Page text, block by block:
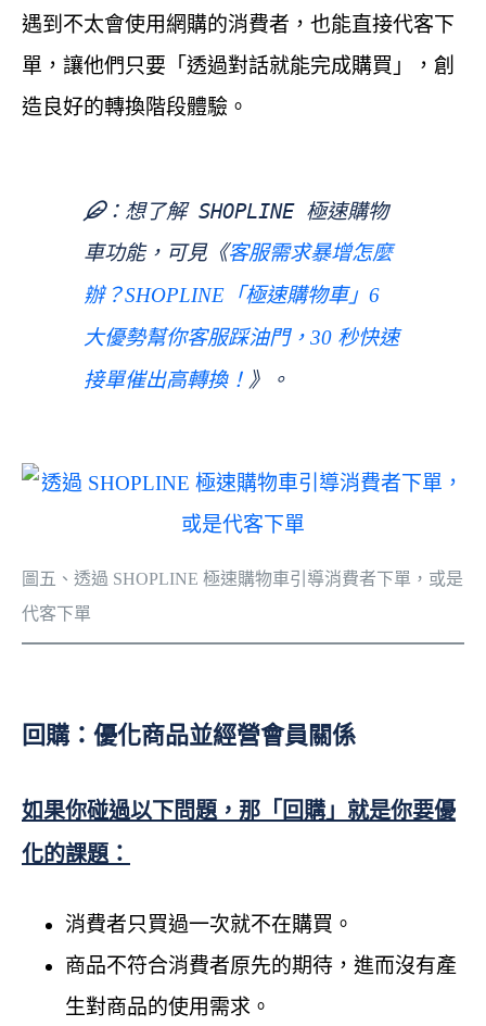
遇到不太會使用網購的消費者，也能直接代客下
單，讓他們只要「透過對話就能完成購買」，創
造良好的轉換階段體驗。
想了解 SHOPLINE 極速購物
車功能，可見《客服需求暴增怎麼
辦？SHOPLINE「極速購物車」6
大優勢幫你客服踩油門，30 秒快速
接單催出高轉換！ 》。
圖五、透過 SHOPLINE 極速購物車引導消費者下單，或是
代客下單
回購：優化商品並經營會員關係
如果你碰過以下問題，那「回購」就是你要優
化的課題：
消費者只買過一次就不在購買。
商品不符合消費者原先的期待，進而沒有產
生對商品的使用需求。